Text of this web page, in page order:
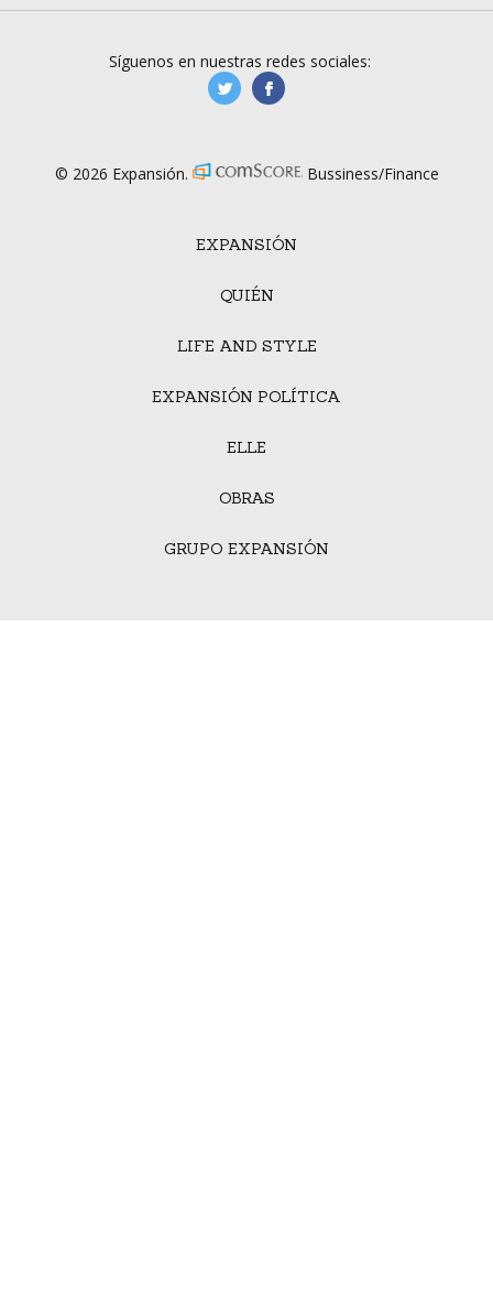
EXPANSIÓN
QUIÉN
LIFE AND STYLE
EXPANSIÓN POLÍTICA
ELLE
OBRAS
GRUPO EXPANSIÓN
Síguenos en nuestras redes sociales:
manufacturaGE
© 2026 Expansión. Bussiness/Finance